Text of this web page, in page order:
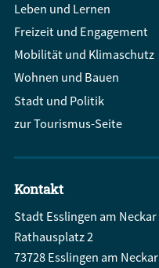
Leben und Lernen
Freizeit und Engagement
Mobilität und Klimaschutz
Wohnen und Bauen
Stadt und Politik
zur Tourismus-Seite
Kontakt
Stadt Esslingen am Neckar
Rathausplatz 2
73728 Esslingen am Neckar